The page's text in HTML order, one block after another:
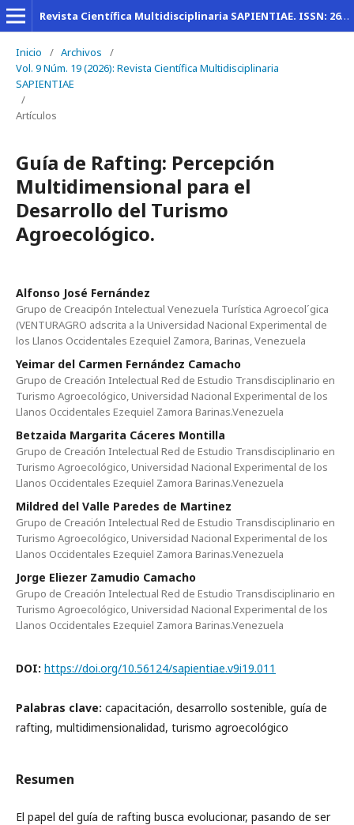
Revista Científica Multidisciplinaria SAPIENTIAE. ISSN: 2600-6030
Inicio / Archivos
/
Vol. 9 Núm. 19 (2026): Revista Científica Multidisciplinaria
SAPIENTIAE
/
Artículos
Guía de Rafting: Percepción
Multidimensional para el
Desarrollo del Turismo
Agroecológico.
Alfonso José Fernández
Grupo de Creacipón Intelectual Venezuela Turística Agroecol´gica
(VENTURAGRO adscrita a la Universidad Nacional Experimental de
los Llanos Occidentales Ezequiel Zamora, Barinas, Venezuela
Yeimar del Carmen Fernández Camacho
Grupo de Creación Intelectual Red de Estudio Transdisciplinario en
Turismo Agroecológico, Universidad Nacional Experimental de los
Llanos Occidentales Ezequiel Zamora Barinas.Venezuela
Betzaida Margarita Cáceres Montilla
Grupo de Creación Intelectual Red de Estudio Transdisciplinario en
Turismo Agroecológico, Universidad Nacional Experimental de los
Llanos Occidentales Ezequiel Zamora Barinas.Venezuela
Mildred del Valle Paredes de Martinez
Grupo de Creación Intelectual Red de Estudio Transdisciplinario en
Turismo Agroecológico, Universidad Nacional Experimental de los
Llanos Occidentales Ezequiel Zamora Barinas.Venezuela
Jorge Eliezer Zamudio Camacho
Grupo de Creación Intelectual Red de Estudio Transdisciplinario en
Turismo Agroecológico, Universidad Nacional Experimental de los
Llanos Occidentales Ezequiel Zamora Barinas.Venezuela
DOI: https://doi.org/10.56124/sapientiae.v9i19.011
Palabras clave: capacitación, desarrollo sostenible, guía de
rafting, multidimensionalidad, turismo agroecológico
Resumen
El papel del guía de rafting busca evolucionar, pasando de ser